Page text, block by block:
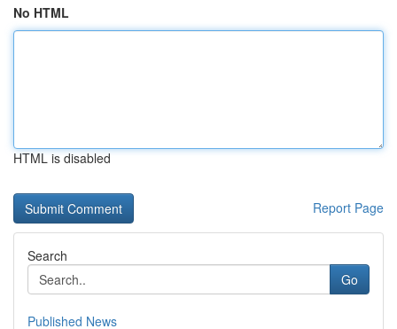
No HTML
HTML is disabled
Report Page
Search
Go
Published News